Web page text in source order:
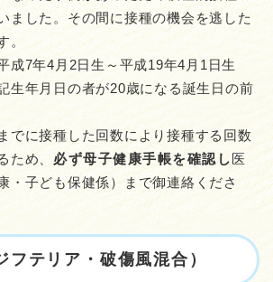
ました。その間に接種の機会を逃した
。
成7年4月2日生～平成19年4月1日生
生年月日の者が20歳になる誕生日の前
でに接種した回数により接種する回数
ため、 必ず母子健康手帳を確認し医
・子ども保健係）まで御連絡くださ
フテリア・破傷風混合）